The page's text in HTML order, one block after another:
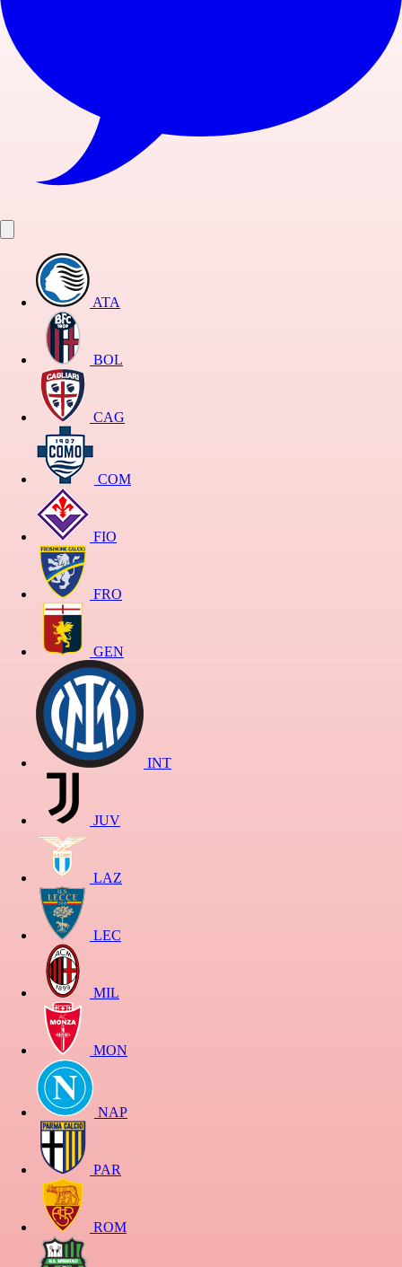
ATA
BOL
CAG
COM
FIO
FRO
GEN
INT
JUV
LAZ
LEC
MIL
MON
NAP
PAR
ROM